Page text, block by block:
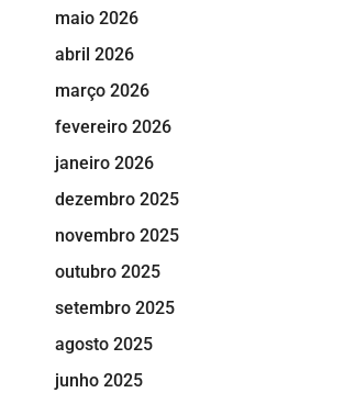
maio 2026
abril 2026
março 2026
fevereiro 2026
janeiro 2026
dezembro 2025
novembro 2025
outubro 2025
setembro 2025
agosto 2025
junho 2025